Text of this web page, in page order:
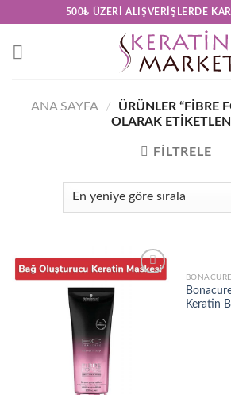
content
500₺ ÜZERI ALIŞVERIŞLERDE
ANA SAYFA /
ÜRÜNLER “FIBRE
OLARAK
FILTRELE
Keratin